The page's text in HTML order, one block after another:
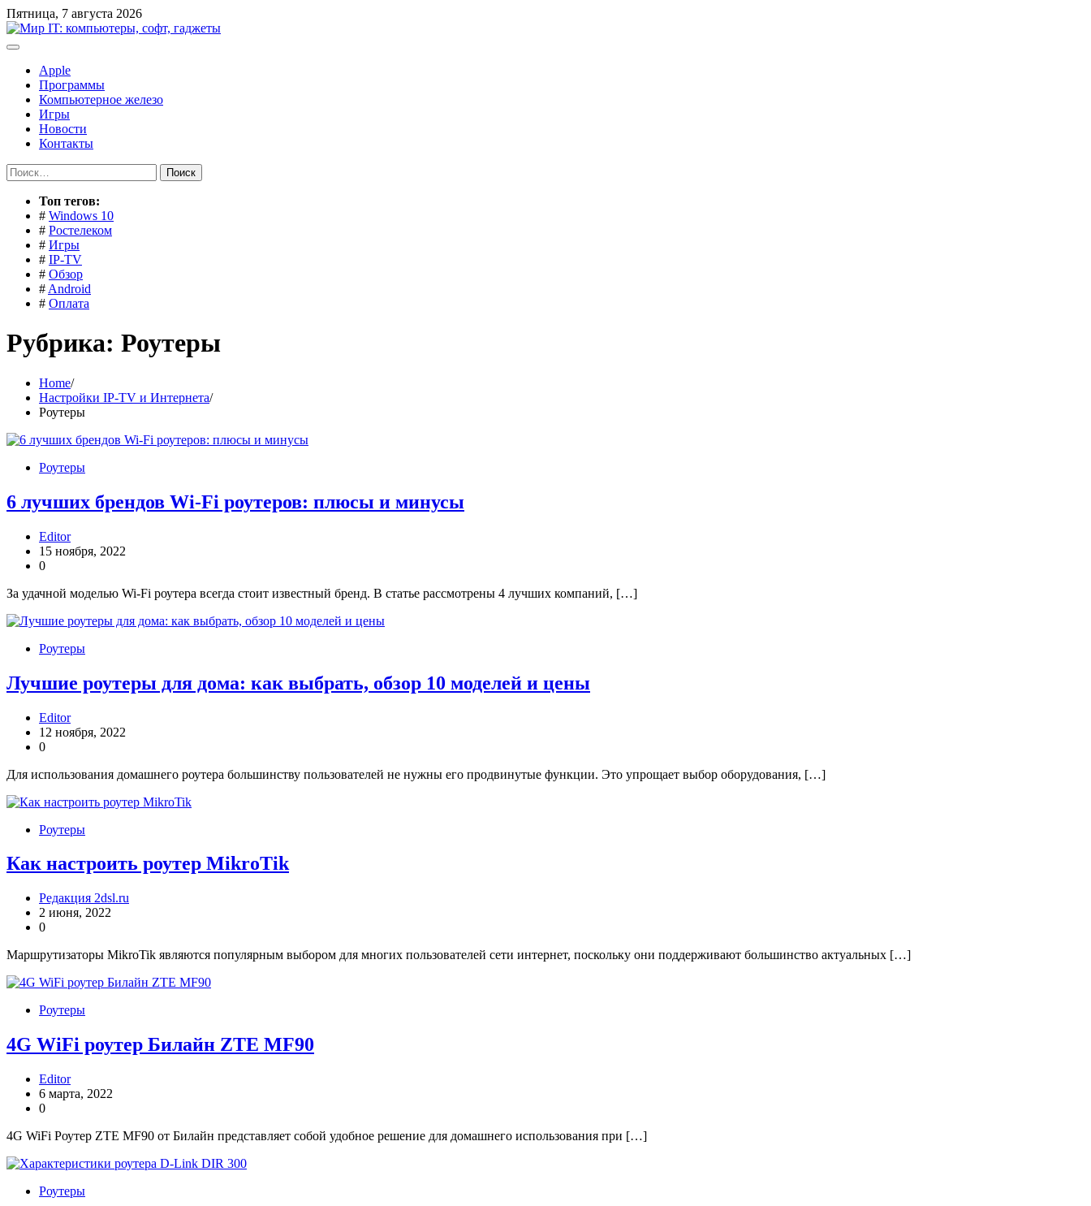
Перейти
к
содержимому
Пятница, 7 августа 2026
Apple
Программы
Компьютерное железо
Игры
Новости
Контакты
Найти:
Toп тегов:
# Windows 10
# Ростелеком
# Игры
# IP-TV
# Обзор
# Android
# Оплата
Рубрика: Роутеры
Home
Настройки IP-TV и Интернета
Роутеры
Роутеры
6 лучших брендов Wi-Fi роутеров: плюсы и минусы
Editor
15 ноября, 2022
0
За удачной моделью Wi-Fi роутера всегда стоит известный бренд. В статье рассмотрены 4 лучших компаний, […]
Роутеры
Лучшие роутеры для дома: как выбрать, обзор 10 моделей и цены
Editor
12 ноября, 2022
0
Для использования домашнего роутера большинству пользователей не нужны его продвинутые функции. Это упрощает выбор оборудования, […]
Роутеры
Как настроить роутер MikroTik
Редакция 2dsl.ru
2 июня, 2022
0
Маршрутизаторы MikroTik являются популярным выбором для многих пользователей сети интернет, поскольку они поддерживают большинство актуальных […]
Роутеры
4G WiFi роутер Билайн ZTE MF90
Editor
6 марта, 2022
0
4G WiFi Роутер ZTE MF90 от Билайн представляет собой удобное решение для домашнего использования при […]
Роутеры